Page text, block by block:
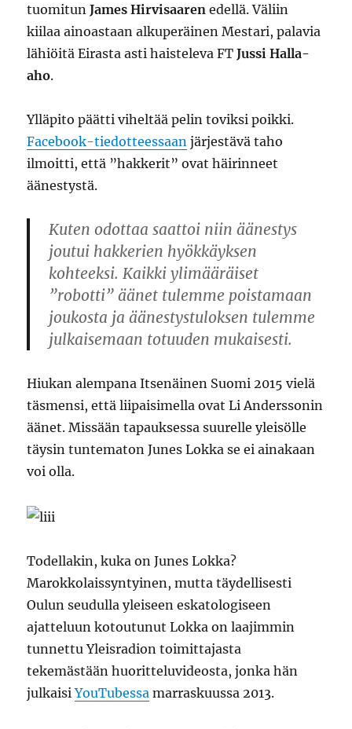
tuomitunJames Hirvisaaren edellä. Väliin
kiilaa ainoastaan alkuperäinen Mestari, palavia
lähiöitä Eirasta asti haisteleva FTJussi Halla-
aho.
Ylläpito päätti viheltää pelin toviksi poikki.
Facebook-tiedotteessaan järjestävä taho
ilmoitti, että ”hakkerit” ovat häirinneet
äänestystä.
Kuten odottaa saattoi niin äänestys
joutui hakkerien hyökkäyksen
kohteeksi. Kaikki ylimääräiset
”robotti” äänet tulemme poistamaan
joukosta ja äänestystuloksen tulemme
julkaisemaan totuuden mukaisesti.
Hiukan alempana Itsenäinen Suomi 2015 vielä
täsmensi, että liipaisimella ovat Li Anderssonin
äänet. Missään tapauksessa suurelle yleisölle
täysin tuntematon Junes Lokka se ei ainakaan
voi olla.
Todellakin, kuka on Junes Lokka?
Marokkolaissyntyinen, mutta täydellisesti
Oulun seudulla yleiseen eskatologiseen
ajatteluun kotoutunut Lokka on laajimmin
tunnettu Yleisradion toimittajasta
tekemästään huoritteluvideosta, jonka hän
julkaisiYouTubessa marraskuussa 2013.